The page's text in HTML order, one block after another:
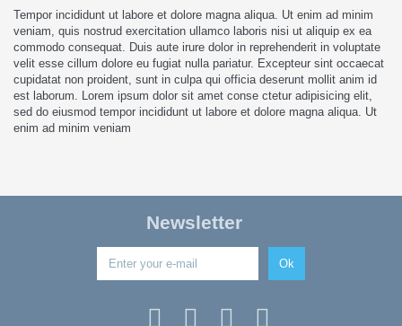
Tempor incididunt ut labore et dolore magna aliqua. Ut enim ad minim
veniam, quis nostrud exercitation ullamco laboris nisi ut aliquip ex ea
commodo consequat. Duis aute irure dolor in reprehenderit in voluptate
velit esse cillum dolore eu fugiat nulla pariatur. Excepteur sint occaecat
cupidatat non proident, sunt in culpa qui officia deserunt mollit anim id
est laborum. Lorem ipsum dolor sit amet conse ctetur adipisicing elit,
sed do eiusmod tempor incididunt ut labore et dolore magna aliqua. Ut
enim ad minim veniam
Newsletter
Ok